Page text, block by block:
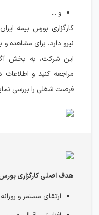
و ...
کارگزاری بورس بیمه
نیرو دارد. برای مشاهده
این شرکت، به بخش
مراجعه کنید و
فرصت شغلی را بررسی
هدف اصلی کارگزاری بورس
ارتقای مستمر و